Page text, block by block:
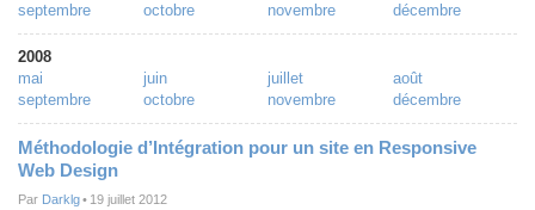
septembre
octobre novembre décembre
2008
mai
juin juillet
août
septembre
octobre novembre décembre
Méthodologie d’Intégration pour un site en Responsive
Web Design
Par Darklg• 19 juillet 2012